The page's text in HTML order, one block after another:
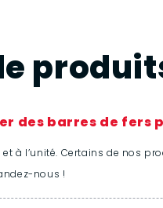
des barres de fers
à l’unité. Certains de nos
nous !